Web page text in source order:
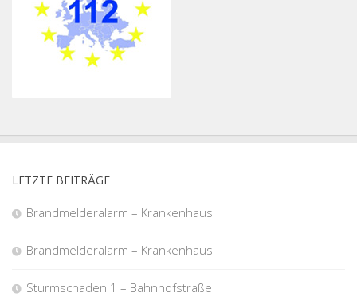
LETZTE BEITRÄGE
Brandmelderalarm – Krankenhaus
Brandmelderalarm – Krankenhaus
Sturmschaden 1 – Bahnhofstraße